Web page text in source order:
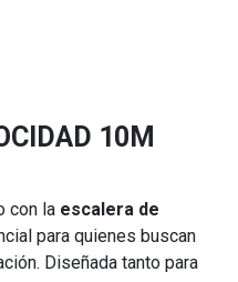
10M
con la escalera de
para quienes buscan
Diseñada tanto para